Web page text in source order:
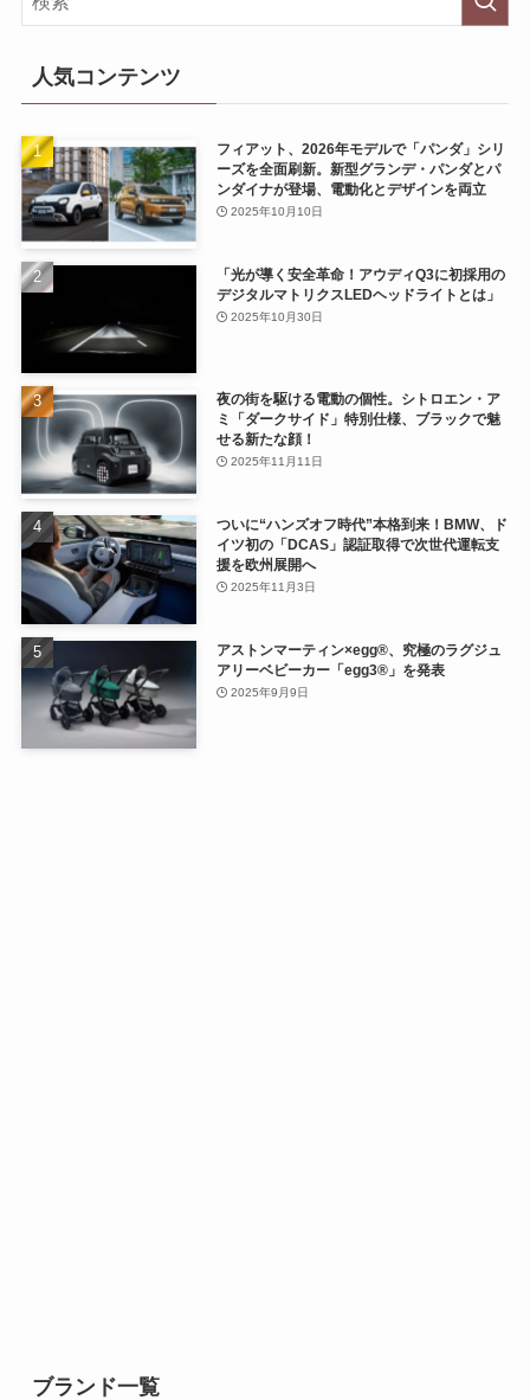
人気コンテンツ
フィアット、2026年モデルで「パンダ」シリ
ーズを全面刷新。新型グランデ・パンダとパ
ンダイナが登場、電動化とデザインを両立
2025年10月10日
「光が導く安全革命！アウディQ3に初採用の
デジタルマトリクスLEDヘッドライトとは」
2025年10月30日
夜の街を駆ける電動の個性。シトロエン・ア
ミ「ダークサイド」特別仕様、ブラックで魅
せる新たな顔！
2025年11月11日
ついに“ハンズオフ時代”本格到来！BMW、ド
イツ初の「DCAS」認証取得で次世代運転支
援を欧州展開へ
2025年11月3日
アストンマーティン×egg®、究極のラグジュ
アリーベビーカー「egg3®」を発表
2025年9月9日
ブランド一覧